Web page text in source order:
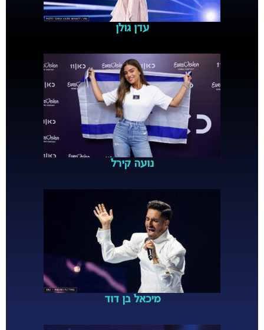
עדן גולן
נועה קירל
מיכאל בן דוד